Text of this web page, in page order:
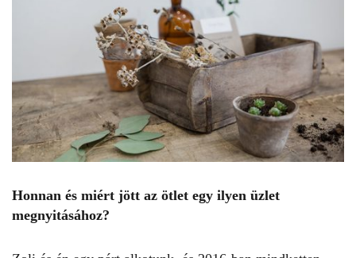
Honnan és miért jött az ötlet egy ilyen üzlet
megnyitásához?